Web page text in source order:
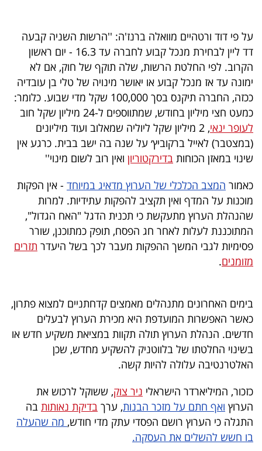
5
המילון
הכלכלי
פודקאסט
40
UNDER
40
שיתופי
פעולה
ניוזלטרים
מייל
פרסמו
באייס
על פי דוד ורטהיים מוואלה ברנז'ה: ''הרשות השניה קבעה
דד ליין לבחירת מנכל קבוע לחברה עד 16.3 - יום ראשון
הקרוב. לפי החלטת הרשות, שלה תוקף של חוק, אם לא
ימונה עד אז מנכל קבוע או יאושר מינויה של טלי בן עובדיה
ככזה, החברה תיקנס בסך 100,000 שקל מדי שבוע. כלומר:
כמעט חצי מיליון בחודש, שמתווספים ל-24 מיליון שקל חוב
לעופר ינאי
, 2 מיליון שקל ליוליה שמאלוב ועוד מיליונים
(במצטבר) לאייל ברקוביץ׳ על שנה בה ישב בבית. כרגע אין
שינוי במאזן הכוחות בדירקטוריון ואין רוב לשום מינוי''
כאמור המצב הכלכלי של הערוץ מדאיג במיוחד - אין הפקות
מוכנות על המדף ואין תקציב להפקות עתידיות. למרות
שהנהלת הערוץ מתעקשת כי תכנית הדגל "האח הגדול",
המתוכננת לעלות לאחר חג הפסח, תופק כמתוכנן, שורר
פסימיות לגבי המשך ההפקות מעבר לכך בשל היעדר תזרים
מזומנים.
בימים האחרונים מתנהלים מאמצים קדחתניים למצוא פתרון,
כאשר האפשרות המועדפת היא מכירת הערוץ לבעלים
חדשים. הנהלת הערוץ תולה תקוות במציאת משקיע חדש או
בשינוי החלטתו של בלווטניק להשקיע מחדש, שכן
האלטרנטיבה עלולה להיות קשה.
כזכור, המיליארדר הישראלי ניר צוק, ששוקל לרכוש את
הערוץ ואף חתם על מזכר הבנות, ערך בדיקת נאותות בה
התגלה כי הערוץ רושם הפסדי עתק מדי חודש, מה שהעלה
בו חשש להשלים את העסקה.